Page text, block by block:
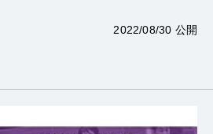
2022/08/30 公開